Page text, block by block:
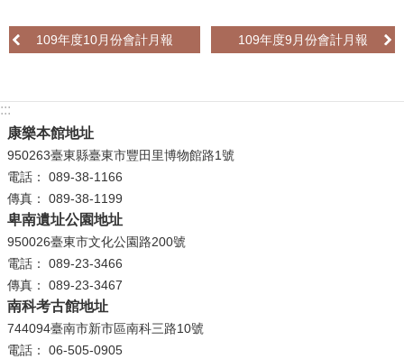
探
索
我
們
便
民
服
務
性
別
平
109年度10月份會計月報 109年度9月份會計月報
:::
康樂本館地址
950263臺東縣臺東市豐田里博物館路1號
電話： 089-38-1166
傳真： 089-38-1199
卑南遺址公園地址
950026臺東市文化公園路200號
電話： 089-23-3466
傳真： 089-23-3467
南科考古館地址
744094臺南市新市區南科三路10號
電話： 06-505-0905